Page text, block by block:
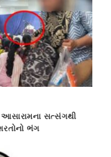
આસારામના સત્સંગથી
ભંગ